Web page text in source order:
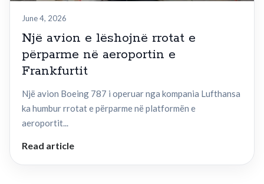
June 4, 2026
Një avion e lëshojnë rrotat e
përparme në aeroportin e
Frankfurtit
Një avion Boeing 787 i operuar nga kompania Lufthansa
ka humbur rrotat e përparme në platformën e
aeroportit...
Read article